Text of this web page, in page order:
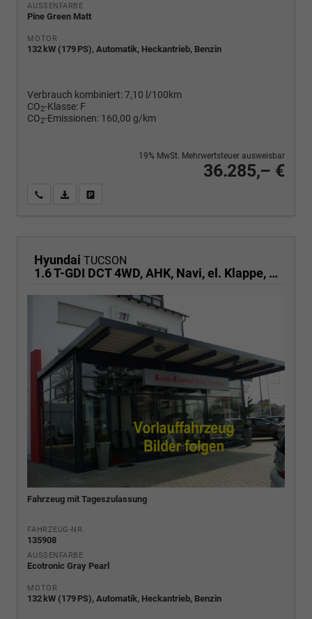
AUSSENFARBE
Pine Green Matt
MOTOR
132 kW (179 PS), Automatik, Heckantrieb, Benzin
Verbrauch kombiniert:7,10 l/100km
CO2-Klasse: F
CO2-Emissionen: 160,00 g/km
36.285,– €
19% MwSt. Mehrwertsteuer ausweisbar
Wir rufen Sie anPDF-Fahrzeugexposé drucken
Hyundai TUCSON
1.6 T-GDI DCT 4WD, AHK, Navi, el. Klappe, Kamera, Side, Winter, 19-Zoll
Fahrzeug mit Tageszulassung
FAHRZEUG-NR.
135908
AUSSENFARBE
Ecotronic Gray Pearl
MOTOR
132 kW (179 PS), Automatik, Heckantrieb, Benzin